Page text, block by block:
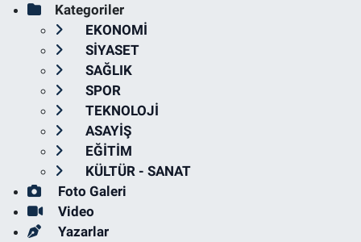
Kategoriler
EKONOMİ
SİYASET
SAĞLIK
SPOR
TEKNOLOJİ
ASAYİŞ
EĞİTİM
KÜLTÜR - SANAT
Foto Galeri
Video
Yazarlar